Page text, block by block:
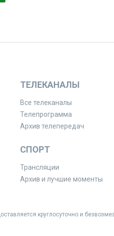
ТЕЛЕКАНАЛЫ
Все телеканалы
Телепрограмма
Архив телепередач
СПОРТ
Трансляции
Архив и лучшие моменты
круглосуточно и